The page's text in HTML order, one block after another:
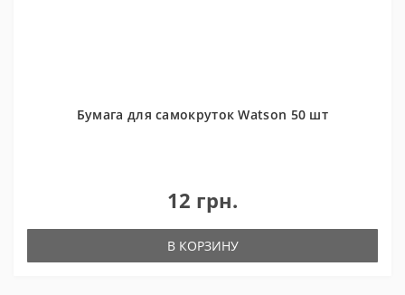
Бумага для самокруток Watson 50 шт
12 грн.
В КОРЗИНУ